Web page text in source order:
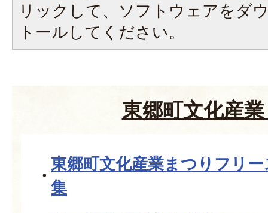
リックして、ソフトウェアをダ
トールしてください。
東郷町文化産
東郷町文化産業まつりフリ
集